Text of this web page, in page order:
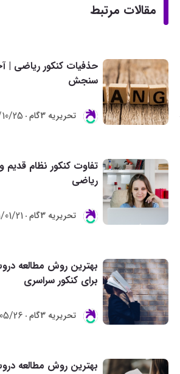
مقالات مرتبط
حذفیات کنکور ریاضی |
سنجش
تحريريه 3گام 10/25
تفاوت کنکور نظام قدیم
ریاضی
تحريريه 3گام 01/21
بهترین روش مطالعه
برای کنکور سراسری
تحريريه 3گام 26
بهترین روش مطالعه